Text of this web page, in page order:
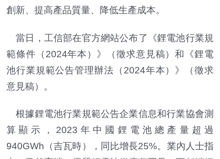
創新、提高產品質量、降低生產成本。
當日，工信部在官方網站公布了《鋰電池行業規
範條件（2024年本）》（徵求意見稿）和《鋰電
池行業規範公告管理辦法（2024年本）》（徵求
意見稿）。
根據鋰電池行業規範公告企業信息和行業協會測
算顯示，2023年中國鋰電池總產量超過
940GWh（吉瓦時），同比增長25%。業內人士指